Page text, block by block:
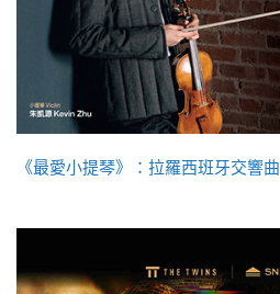
《最愛小提琴》：拉羅西班牙交響曲